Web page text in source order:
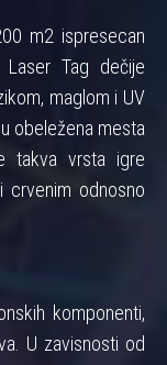
m2 ispresecan
Laser Tag dečije
maglom i UV
obeležena mesta
takva vrsta igre
crvenim odnosno
komponenti,
U zavisnosti od